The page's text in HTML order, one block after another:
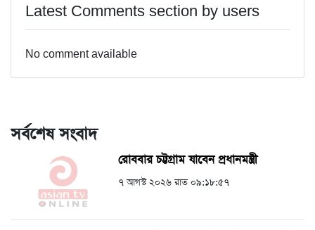
Latest Comments section by users
No comment available
সর্বশেষ সংবাদ
রোববার চট্টগ্রাম যাবেন প্রধানমন্ত্রী
৭ আগস্ট ২০২৬ রাত ০৯:১৮:৫৭